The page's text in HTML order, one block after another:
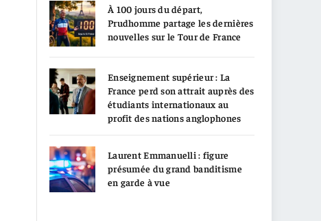
À 100 jours du départ,
Prudhomme partage les dernières
nouvelles sur le Tour de France
Enseignement supérieur : La
France perd son attrait auprès des
étudiants internationaux au
profit des nations anglophones
Laurent Emmanuelli : figure
présumée du grand banditisme
en garde à vue